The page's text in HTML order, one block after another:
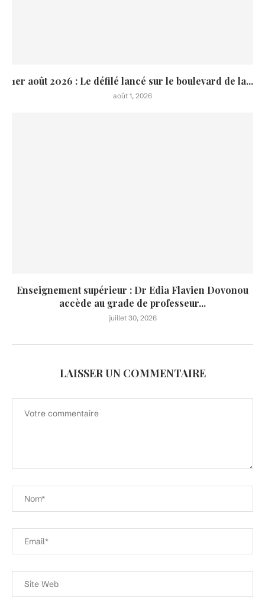
1er août 2026 : Le défilé lancé sur le boulevard de la...
août 1, 2026
Enseignement supérieur : Dr Edia Flavien Dovonou
accède au grade de professeur...
juillet 30, 2026
LAISSER UN COMMENTAIRE